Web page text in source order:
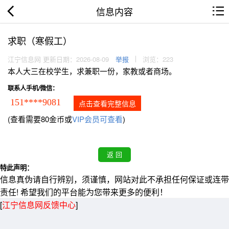
信息内容
求职（寒假工）
江宁信息网 更新日期：2026-08-09 举报 浏览：223
本人大三在校学生，求兼职一份，家教或者商场。
联系人手机/微信：
151****9081 点击查看完整信息
(查看需要80金币或VIP会员可查看)
特此声明：
信息真伪请自行辨别，须谨慎，网站对此不承担任何保证或连带
责任! 希望我们的平台能为您带来更多的便利！
[江宁信息网反馈中心]